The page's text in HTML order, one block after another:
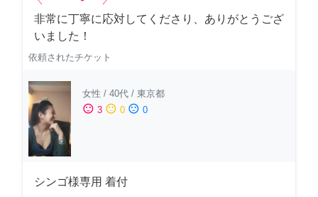
非常に丁寧に応対してくださり、ありがとうござ
いました！
依頼されたチケット
女性 / 40代 / 東京都
sentiment_satisfied 3 sentiment_neutral 0 sentiment_dissatisfied 0
シンゴ様専用 着付